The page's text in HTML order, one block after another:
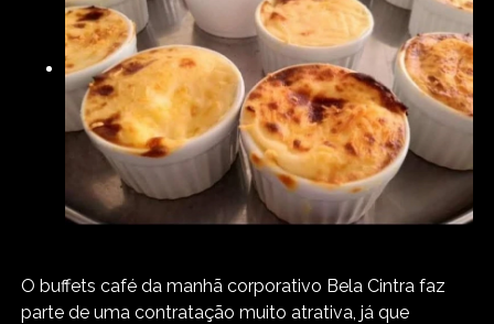
O buffets café da manhã corporativo Bela Cintra faz
parte de uma contratação muito atrativa, já que